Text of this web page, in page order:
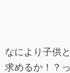
なにより子供
求めるか！？